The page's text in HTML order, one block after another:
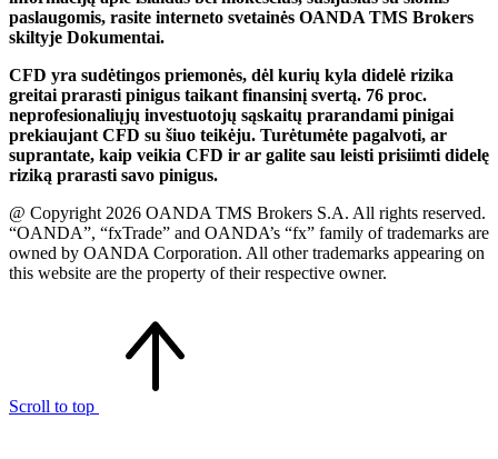
paslaugomis, rasite interneto svetainės OANDA TMS Brokers
skiltyje Dokumentai.
CFD yra sudėtingos priemonės, dėl kurių kyla didelė rizika
greitai prarasti pinigus taikant finansinį svertą. 76 proc.
neprofesionaliųjų investuotojų sąskaitų prarandami pinigai
prekiaujant CFD su šiuo teikėju. Turėtumėte pagalvoti, ar
suprantate, kaip veikia CFD ir ar galite sau leisti prisiimti didelę
riziką prarasti savo pinigus.
@ Copyright 2026 OANDA TMS Brokers S.A. All rights reserved.
“OANDA”, “fxTrade” and OANDA’s “fx” family of trademarks are
owned by OANDA Corporation. All other trademarks appearing on
this website are the property of their respective owner.
Scroll to top